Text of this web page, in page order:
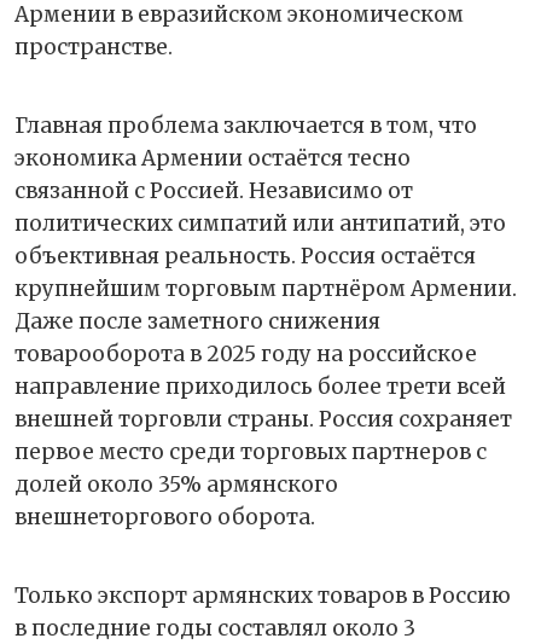
Армении в евразийском экономическом
пространстве.
Главная проблема заключается в том, что
экономика Армении остаётся тесно
связанной с Россией. Независимо от
политических симпатий или антипатий, это
объективная реальность. Россия остаётся
крупнейшим торговым партнёром Армении.
Даже после заметного снижения
товарооборота в 2025 году на российское
направление приходилось более трети всей
внешней торговли страны. Россия сохраняет
первое место среди торговых партнеров с
долей около 35% армянского
внешнеторгового оборота.
Только экспорт армянских товаров в Россию
в последние годы составлял около 3